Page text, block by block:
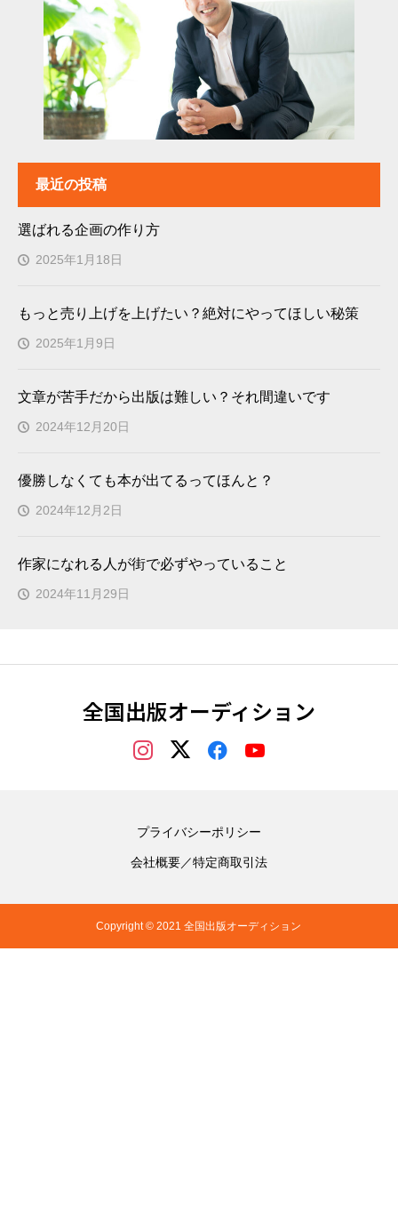
最近の投稿
選ばれる企画の作り方
2025年1月18日
もっと売り上げを上げたい？絶対にやってほしい秘策
2025年1月9日
文章が苦手だから出版は難しい？それ間違いです
2024年12月20日
優勝しなくても本が出てるってほんと？
2024年12月2日
作家になれる人が街で必ずやっていること
2024年11月29日
全国出版オーディション
プライバシーポリシー
会社概要／特定商取引法
Copyright © 2021 全国出版オーディション